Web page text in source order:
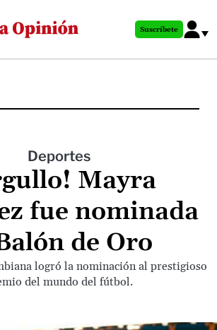
al
principal
Suscríbete
Deportes
Mayra
fue nominada
de Oro
logró la nominación al prestigioso
del mundo del fútbol.